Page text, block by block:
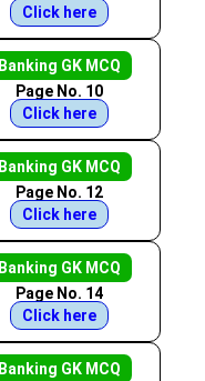
Click here
Banking GK MCQ
Page No. 10
Click here
Banking GK MCQ
Page No. 12
Click here
Banking GK MCQ
Page No. 14
Click here
Banking GK MCQ